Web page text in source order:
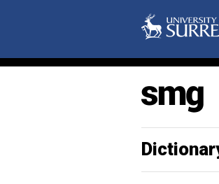
оставить
оставлять
остальной
остальные